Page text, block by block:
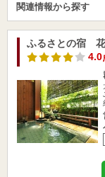
関連情報から探す
ふるさとの宿
4.0